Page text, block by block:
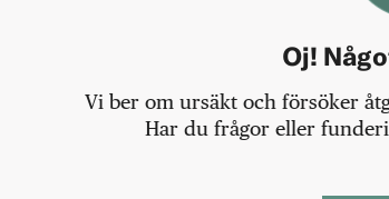
Oj!
Vi ber om ursäkt och försöker
Har du frågor eller